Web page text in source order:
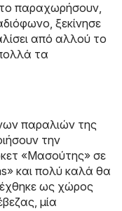
παραχωρήσουν,
ξεκίνησε
από αλλού το
τα
παραλιών της
την
«Μασούτης» σε
και πολύ καλά θα
ως χώρος
μία